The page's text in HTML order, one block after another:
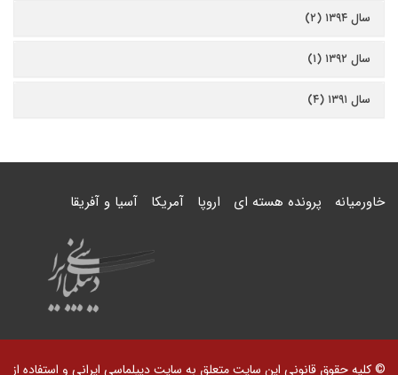
سال ۱۳۹۴ (۲)
سال ۱۳۹۲ (۱)
سال ۱۳۹۱ (۴)
خاورمیانه پرونده هسته ای اروپا آمریکا آسیا و آفریقا
© کلیه حقوق قانونی این سایت متعلق به سایت دیپلماسی ایرانی و استفاده از